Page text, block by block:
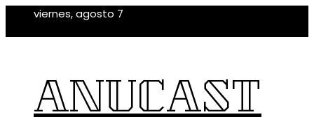
viernes, agosto 7
ANUCAST